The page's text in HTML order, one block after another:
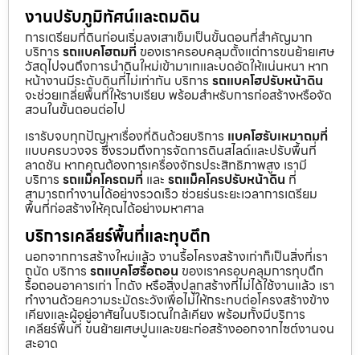
งานปรับภูมิทัศน์และถมดิน
การเตรียมที่ดินก่อนเริ่มลงเสาเข็มเป็นขั้นตอนที่สำคัญมาก
บริการ รถแบคโฮถมที่ ของเราครอบคลุมตั้งแต่การขนย้ายเศษ
วัสดุไปจนถึงการนำดินใหม่เข้ามาเทและบดอัดให้แน่นหนา หาก
หน้างานมีระดับดินที่ไม่เท่ากัน บริการ รถแบคโฮปรับหน้าดิน
จะช่วยเกลี่ยพื้นที่ให้ราบเรียบ พร้อมสำหรับการก่อสร้างหรือจัด
สวนในขั้นตอนต่อไป
เรารับจบทุกปัญหาเรื่องที่ดินด้วยบริการ แบคโฮรับเหมาถมที่
แบบครบวงจร ซึ่งรวมถึงการจัดการดินสไลด์และปรับพื้นที่
ลาดชัน หากคุณต้องการเครื่องจักรประสิทธิภาพสูง เรามี
บริการ รถแม็คโครถมที่ และ รถแม็คโครปรับหน้าดิน ที่
สามารถทำงานได้อย่างรวดเร็ว ช่วยร่นระยะเวลาการเตรียม
พื้นที่ก่อสร้างให้คุณได้อย่างมหาศาล
บริการเคลียร์พื้นที่และทุบตึก
นอกจากการสร้างใหม่แล้ว งานรื้อโครงสร้างเก่าก็เป็นสิ่งที่เรา
ถนัด บริการ รถแบคโฮรื้อถอน ของเราครอบคลุมการทุบตึก
รื้อถอนอาคารเก่า โกดัง หรือสิ่งปลูกสร้างที่ไม่ได้ใช้งานแล้ว เรา
ทำงานด้วยความระมัดระวังเพื่อไม่ให้กระทบต่อโครงสร้างข้าง
เคียงและผู้อยู่อาศัยในบริเวณใกล้เคียง พร้อมทั้งมีบริการ
เคลียร์พื้นที่ ขนย้ายเศษปูนและขยะก่อสร้างออกจากไซต์งานจน
สะอาด